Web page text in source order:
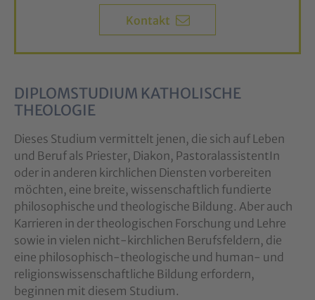
Kontakt
DIPLOMSTUDIUM KATHOLISCHE
THEOLOGIE
Dieses Studium vermittelt jenen, die sich auf Leben
und Beruf als Priester, Diakon, PastoralassistentIn
oder in anderen kirchlichen Diensten vorbereiten
möchten, eine breite, wissenschaftlich fundierte
philosophische und theologische Bildung. Aber auch
Karrieren in der theologischen Forschung und Lehre
sowie in vielen nicht-kirchlichen Berufsfeldern, die
eine philosophisch-theologische und human- und
religionswissenschaftliche Bildung erfordern,
beginnen mit diesem Studium.